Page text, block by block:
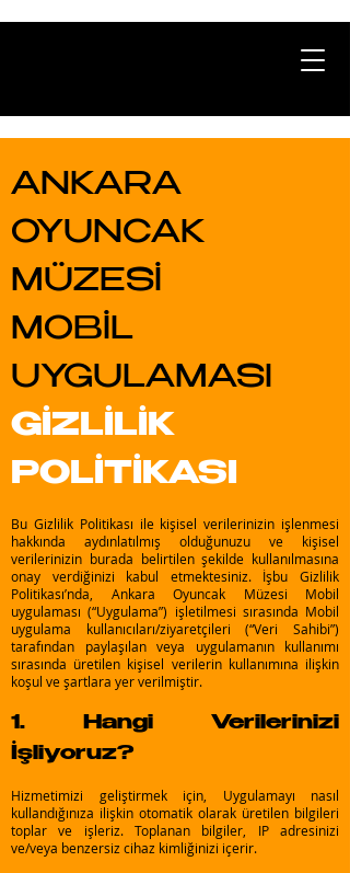
ANKARA
OYUNCAK
MÜZESİ
MOBİL
UYGULAMASI
GİZLİLİK
POLİTİKASI
Bu Gizlilik Politikası ile kişisel verilerinizin işlenmesi
hakkında aydınlatılmış olduğunuzu ve kişisel
verilerinizin burada belirtilen şekilde kullanılmasına
onay verdiğinizi kabul etmektesiniz. İşbu Gizlilik
Politikası’nda, Ankara Oyuncak Müzesi Mobil
uygulaması (“Uygulama”) işletilmesi sırasında Mobil
uygulama kullanıcıları/ziyaretçileri (“Veri Sahibi”)
tarafından paylaşılan veya uygulamanın kullanımı
sırasında üretilen kişisel verilerin kullanımına ilişkin
koşul ve şartlara yer verilmiştir.
1. Hangi Verilerinizi
İşliyoruz?
Hizmetimizi geliştirmek için, Uygulamayı nasıl
kullandığınıza ilişkin otomatik olarak üretilen bilgileri
toplar ve işleriz. Toplanan bilgiler, IP adresinizi
ve/veya benzersiz cihaz kimliğinizi içerir.